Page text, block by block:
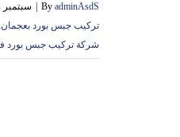
By adminAsdS سبتمبر 18th, 2021
تركيب جبس بورد بعجمان
شركة تركيب جبس بورد